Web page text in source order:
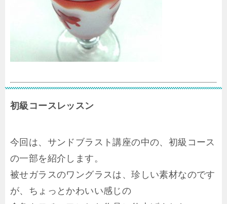
初級コースレッスン
今回は、サンドブラスト講座の中の、初級コース
の一部を紹介します。
被せガラスのワングラスは、珍しい素材なのです
が、ちょっとかわいい感じの